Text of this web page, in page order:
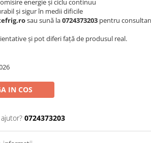
și sigur în medii dificile
sau sună la0724373203 pentru
și pot diferi față de produsul real.
IN COS
0724373203